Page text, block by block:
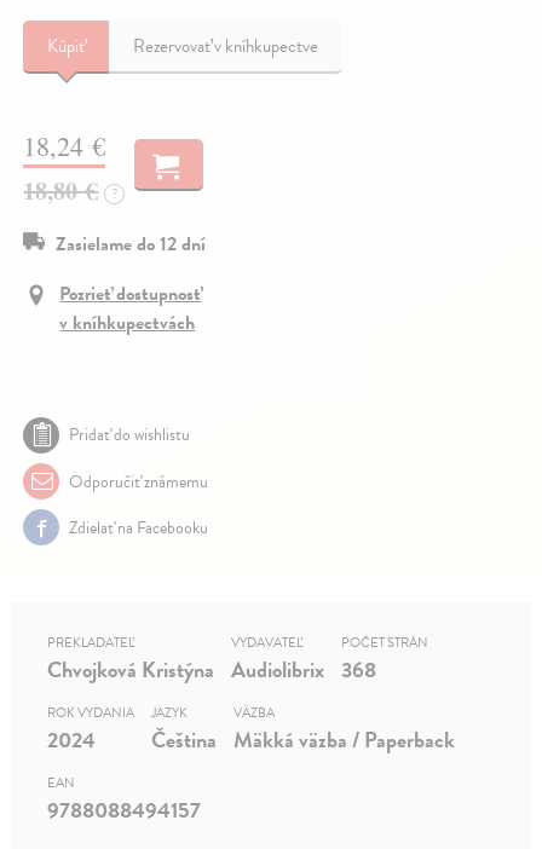
Kúpiť Rezervovať v kníhkupectve
18,24 €
18,80 €
?
Zasielame do 12 dní
Pozrieť dostupnosť
v kníhkupectvách
Pridať do wishlistu
Odporučiť známemu
Zdielať na Facebooku
PREKLADATEĽ
Chvojková Kristýna
VYDAVATEĽ
Audiolibrix
POČET STRÁN
368
ROK VYDANIA
2024
JAZYK
Čeština
VÄZBA
Mäkká väzba / Paperback
EAN
9788088494157